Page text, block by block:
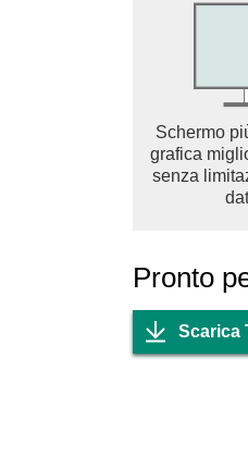
pieno di
Prova a
La nostra
occhi, labbra
Estetica".
Schermo
grafica
senza
Pronto
Scarica